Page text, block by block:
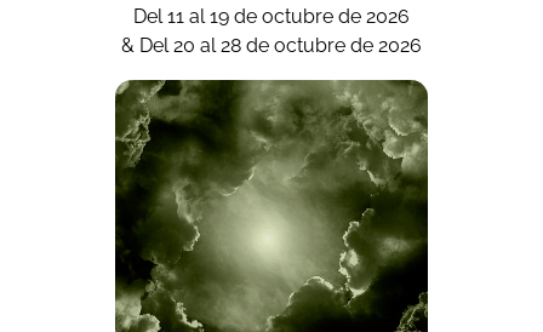
Del 11 al 19 de octubre de 2026
& Del 20 al 28 de octubre de 2026